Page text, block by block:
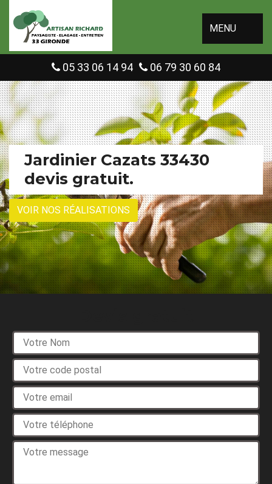
MENU
05 33 06 14 94 06 79 30 60 84
Jardinier Cazats 33430
devis gratuit.
VOIR NOS RÉALISATIONS